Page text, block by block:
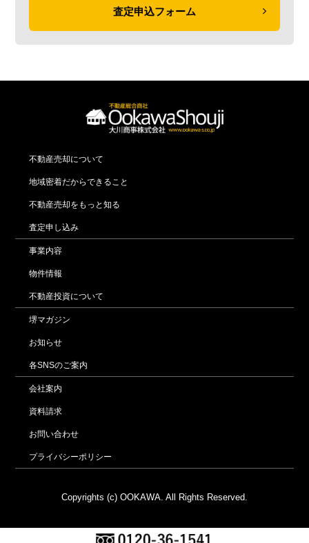
査定申込フォーム
不動産売却について
地域密着だからできること
不動産売却をもっと知る
査定申し込み
事業内容
物件情報
不動産投資について
堺マガジン
お知らせ
各SNSのご案内
会社案内
資料請求
お問い合わせ
プライバシーポリシー
Copyrights (c) OOKAWA. All Rights Reserved.